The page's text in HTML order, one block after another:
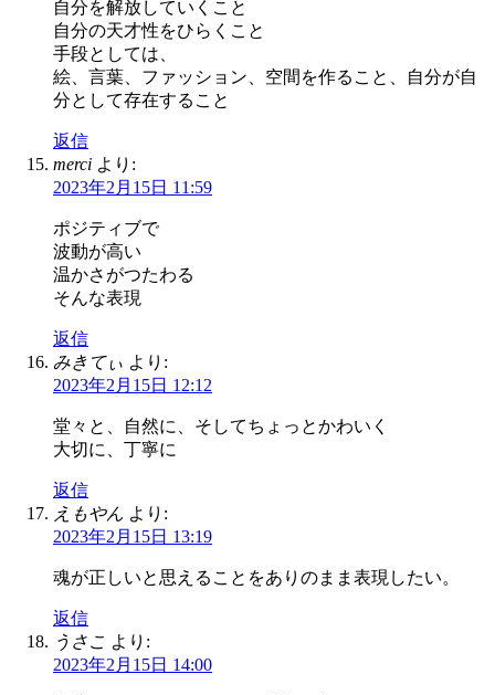
自分を解放していくこと
自分の天才性をひらくこと
手段としては、
絵、言葉、ファッション、空間を作ること、自分が自
分として存在すること
返信
merci より:
2023年2月15日 11:59
ポジティブで
波動が高い
温かさがつたわる
そんな表現
返信
みきてぃ より:
2023年2月15日 12:12
堂々と、自然に、そしてちょっとかわいく
大切に、丁寧に
返信
えもやん より:
2023年2月15日 13:19
魂が正しいと思えることをありのまま表現したい。
返信
うさこ より:
2023年2月15日 14:00